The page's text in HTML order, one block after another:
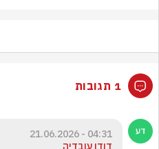
1 תגובות
04:31 - 21.06.2026
דודו עובדיה